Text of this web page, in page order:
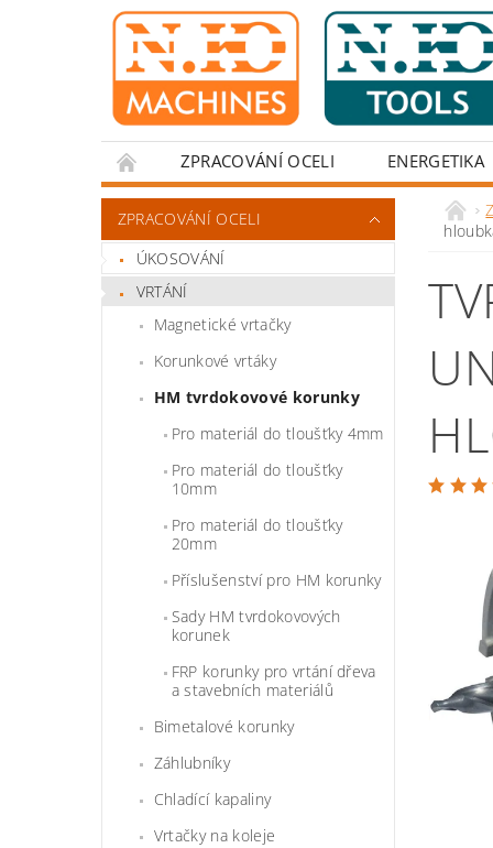
ZPRACOVÁNÍ OCELI ENERGETIKA
ZPRACOVÁNÍ OCELI
ÚKOSOVÁNÍ
VRTÁNÍ
Magnetické vrtačky
Korunkové vrtáky
HM tvrdokovové korunky
Pro materiál do tloušťky 4mm
Pro materiál do tloušťky
10mm
Pro materiál do tloušťky
20mm
Příslušenství pro HM korunky
Sady HM tvrdokovových
korunek
FRP korunky pro vrtání dřeva
a stavebních materiálů
Bimetalové korunky
Záhlubníky
Chladící kapaliny
Vrtačky na koleje